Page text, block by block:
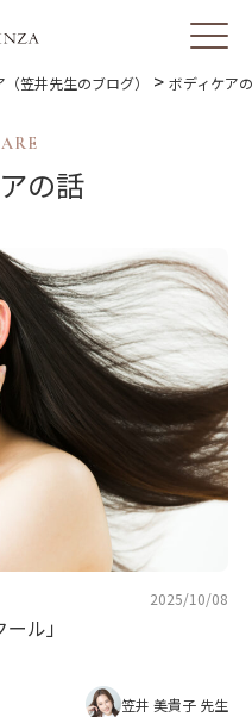
笠井先生のブログ） > ボディケア
の話
2025/10/08
ル」
笠井 美貴子 先生